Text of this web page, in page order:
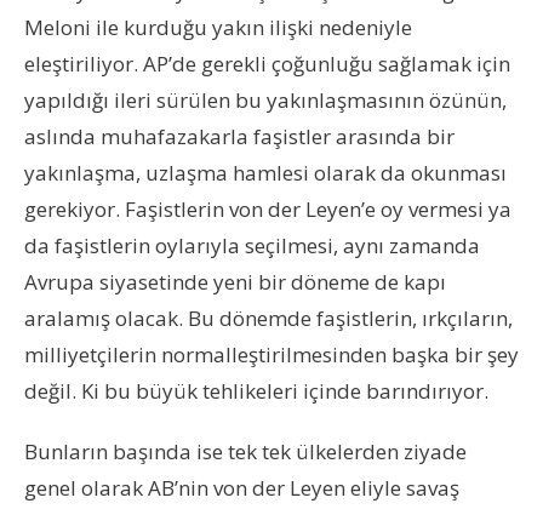
Meloni ile kurduğu yakın ilişki nedeniyle
eleştiriliyor. AP’de gerekli çoğunluğu sağlamak için
yapıldığı ileri sürülen bu yakınlaşmasının özünün,
aslında muhafazakarla faşistler arasında bir
yakınlaşma, uzlaşma hamlesi olarak da okunması
gerekiyor. Faşistlerin von der Leyen’e oy vermesi ya
da faşistlerin oylarıyla seçilmesi, aynı zamanda
Avrupa siyasetinde yeni bir döneme de kapı
aralamış olacak. Bu dönemde faşistlerin, ırkçıların,
milliyetçilerin normalleştirilmesinden başka bir şey
değil. Ki bu büyük tehlikeleri içinde barındırıyor.
Bunların başında ise tek tek ülkelerden ziyade
genel olarak AB’nin von der Leyen eliyle savaş